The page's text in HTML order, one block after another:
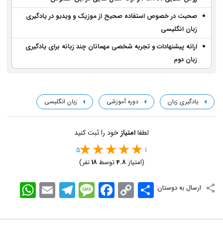
صحبت در خصوص استفاده صحیح از موزیک و ویدیو در یادگیری
زبان انگلیسی
ارائه پیشنهادات و تجربه شخصی مهمانان چند زبانه برای یادگیری
زبان دوم
یادگیری زبان دوره آموزشی زبان انگلیسی
لطفاامتیاز خود را ثبت کنید
1
5
(امتیاز4.8توسط18نفر)
ارسال به دوستان: WhatsApp EmailTelegramMessageFacebook Copy
Link
اشتراک